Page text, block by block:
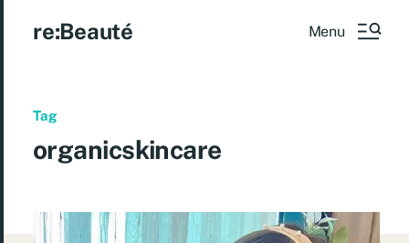
re:Beauté Menu
Tag
organicskincare